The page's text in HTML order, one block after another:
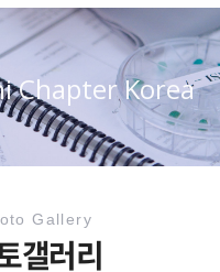
Chapter Korea
Gallery
갤러리